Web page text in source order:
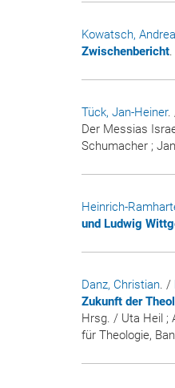
Kowatsch,
Zwischenbericht.
Tück, Jan-Heiner.
Der Messias
Schumacher ;
Heinrich-
und Ludwig
Danz, Christian. /
Zukunft der
Hrsg. / Uta Heil ;
für Theologie,